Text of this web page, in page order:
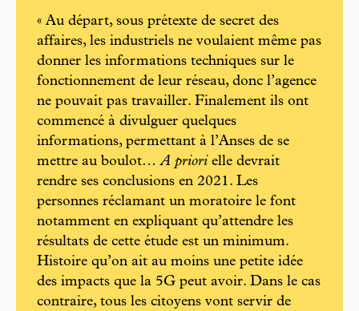
« Au départ, sous prétexte de secret des
affaires, les industriels ne voulaient même pas
donner les informations techniques sur le
fonctionnement de leur réseau, donc l’agence
ne pouvait pas travailler. Finalement ils ont
commencé à divulguer quelques
informations, permettant à l’Anses de se
mettre au boulot…A priori elle devrait
rendre ses conclusions en 2021. Les
personnes réclamant un moratoire le font
notamment en expliquant qu’attendre les
résultats de cette étude est un minimum.
Histoire qu’on ait au moins une petite idée
des impacts que la 5G peut avoir. Dans le cas
contraire, tous les citoyens vont servir de